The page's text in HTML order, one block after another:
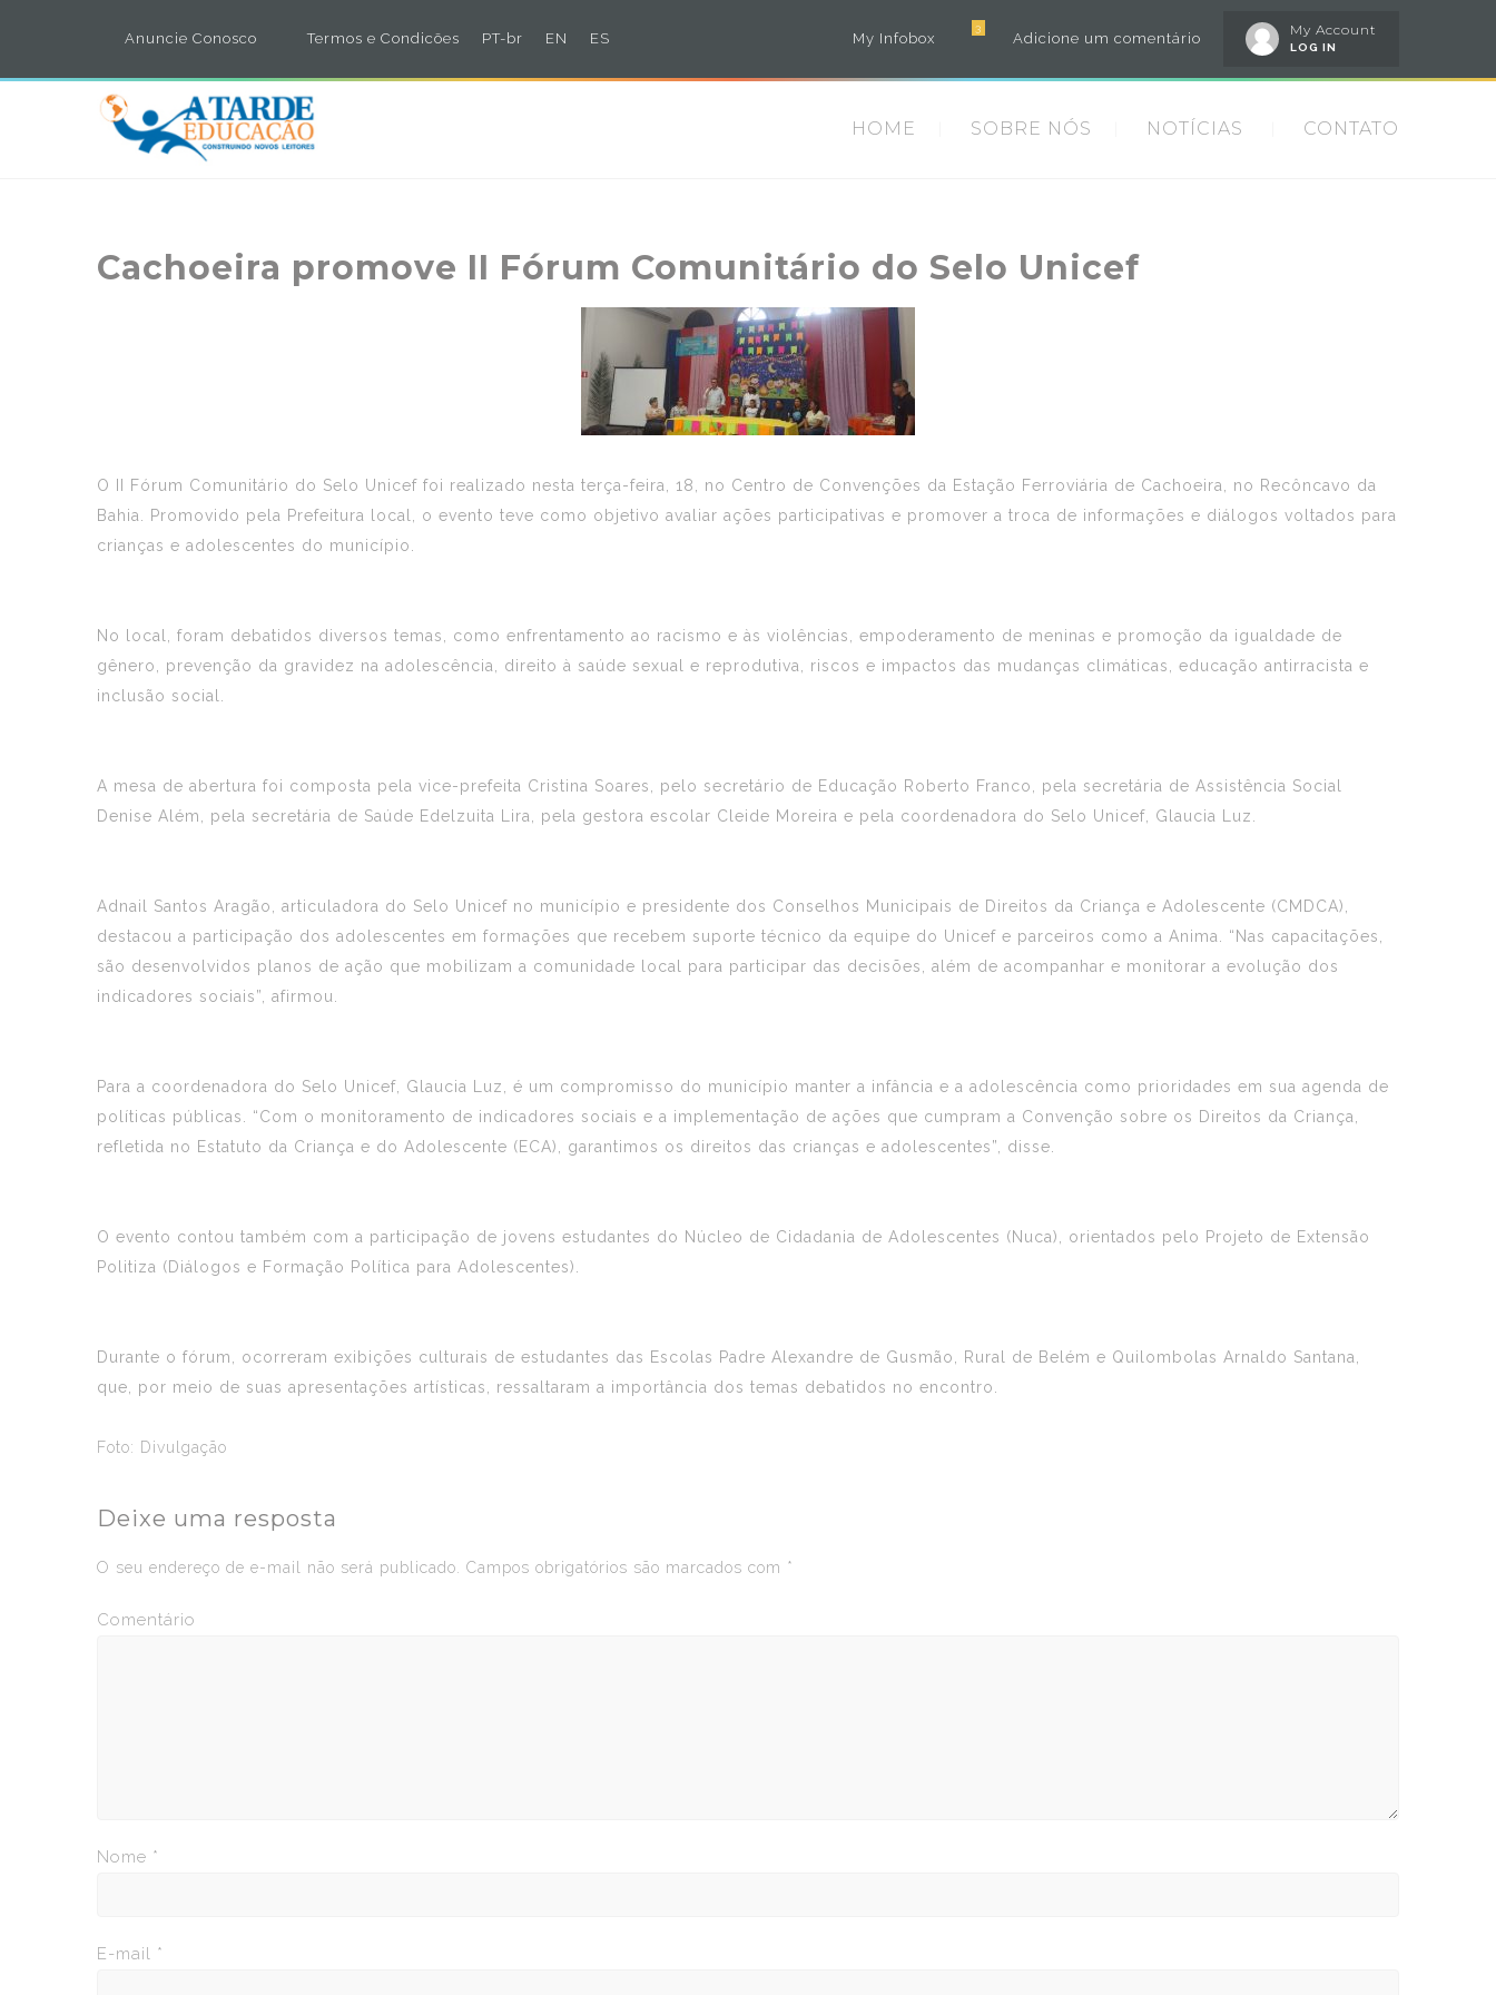
Anuncie Conosco Termos e Condicões PT-br EN ES
My Account
LOG IN
Adicione um comentário
3
My Infobox
HOME SOBRE NÓS NOTÍCIAS CONTATO
Cachoeira promove II Fórum Comunitário do Selo Unicef
O II Fórum Comunitário do Selo Unicef foi realizado nesta terça-feira, 18, no Centro de Convenções da Estação Ferroviária de Cachoeira, no Recôncavo da
Bahia. Promovido pela Prefeitura local, o evento teve como objetivo avaliar ações participativas e promover a troca de informações e diálogos voltados para
crianças e adolescentes do município.
No local, foram debatidos diversos temas, como enfrentamento ao racismo e às violências, empoderamento de meninas e promoção da igualdade de
gênero, prevenção da gravidez na adolescência, direito à saúde sexual e reprodutiva, riscos e impactos das mudanças climáticas, educação antirracista e
inclusão social.
A mesa de abertura foi composta pela vice-prefeita Cristina Soares, pelo secretário de Educação Roberto Franco, pela secretária de Assistência Social
Denise Além, pela secretária de Saúde Edelzuita Lira, pela gestora escolar Cleide Moreira e pela coordenadora do Selo Unicef, Glaucia Luz.
Adnail Santos Aragão, articuladora do Selo Unicef no município e presidente dos Conselhos Municipais de Direitos da Criança e Adolescente (CMDCA),
destacou a participação dos adolescentes em formações que recebem suporte técnico da equipe do Unicef e parceiros como a Anima. “Nas capacitações,
são desenvolvidos planos de ação que mobilizam a comunidade local para participar das decisões, além de acompanhar e monitorar a evolução dos
indicadores sociais”, afirmou.
Para a coordenadora do Selo Unicef, Glaucia Luz, é um compromisso do município manter a infância e a adolescência como prioridades em sua agenda de
políticas públicas. “Com o monitoramento de indicadores sociais e a implementação de ações que cumpram a Convenção sobre os Direitos da Criança,
refletida no Estatuto da Criança e do Adolescente (ECA), garantimos os direitos das crianças e adolescentes”, disse.
O evento contou também com a participação de jovens estudantes do Núcleo de Cidadania de Adolescentes (Nuca), orientados pelo Projeto de Extensão
Politiza (Diálogos e Formação Política para Adolescentes).
Durante o fórum, ocorreram exibições culturais de estudantes das Escolas Padre Alexandre de Gusmão, Rural de Belém e Quilombolas Arnaldo Santana,
que, por meio de suas apresentações artísticas, ressaltaram a importância dos temas debatidos no encontro.
Foto: Divulgação
Deixe uma resposta
O seu endereço de e-mail não será publicado. Campos obrigatórios são marcados com *
Comentário
Nome *
E-mail *